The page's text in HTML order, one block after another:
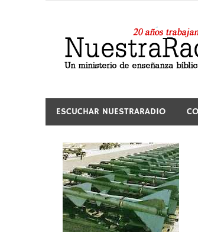
contenido
ESCUCHAR NUESTRARADIO